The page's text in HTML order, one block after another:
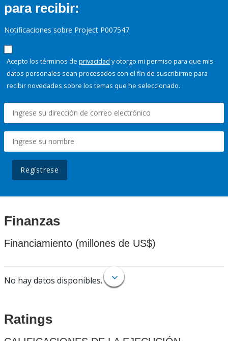
para recibir:
Notificaciones sobre Project P007547
Acepto los términos de privacidad y otorgo mi permiso para que mis
datos personales sean procesados con el fin de suscribirme para
recibir novedades sobre los temas que he seleccionado.
Regístrese
Finanzas
Financiamiento (millones de US$)
No hay datos disponibles.
Ratings